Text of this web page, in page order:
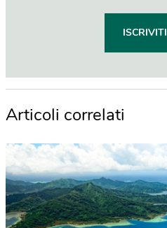
ISCRIVITI
Articoli correlati